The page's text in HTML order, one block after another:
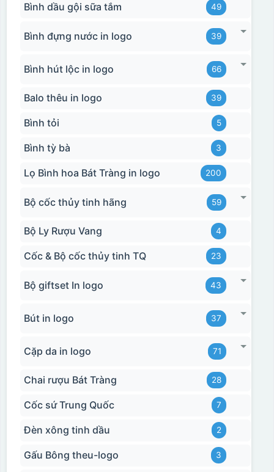
Bình dầu gội sữa tắm 49
Bình đựng nước in logo 39
Bình hút lộc in logo 66
Balo thêu in logo 39
Bình tỏi 5
Bình tỳ bà 3
Lọ Bình hoa Bát Tràng in logo 200
Bộ cốc thủy tinh hãng 59
Bộ Ly Rượu Vang 4
Cốc & Bộ cốc thủy tinh TQ 23
Bộ giftset In logo 43
Bút in logo 37
Cặp da in logo 71
Chai rượu Bát Tràng 28
Cốc sứ Trung Quốc 7
Đèn xông tinh dầu 2
Gấu Bông theu-logo 3